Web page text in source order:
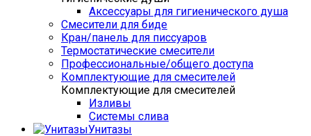
Аксессуары для гигиенического душа
Смесители для биде
Кран/панель для писсуаров
Термостатические смесители
Профессиональные/общего доступа
Комплектующие для смесителей
Комплектующие для смесителей
Изливы
Системы слива
Унитазы